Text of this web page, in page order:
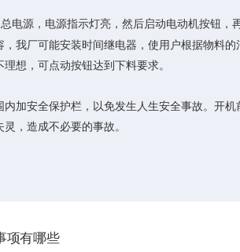
源，电源指示灯亮，然后启动电动机按钮，
厂可能安装时间继电器，使用户根据物料的
想，可点动按钮达到下料要求。
安全保护栏，以免发生人生安全事故。开机
，造成不必要的事故。
项有哪些